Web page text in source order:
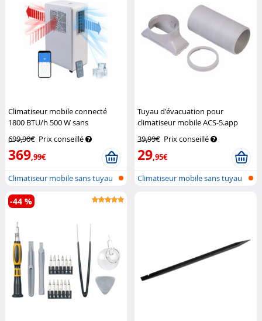
Climatiseur mobile connecté
1800 BTU/h 500 W sans
évacuation ACS-5.app Sichler
Haushaltsgeräte
699,90€ Prix conseillé
369,99€
Climatiseur mobile sans tuyau
d'éva...
Tuyau d'évacuation pour
climatiseur mobile ACS-5.app
Sichler Haushaltsgeräte
39,99€ Prix conseillé
29,95€
Climatiseur mobile sans tuyau
-44 %